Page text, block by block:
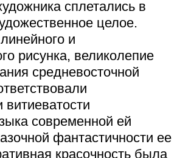
сплетались в
целое.
и
рисунка, великолепие
средневосточной
витиеватости
современной ей
фантастичности ее
красочность была